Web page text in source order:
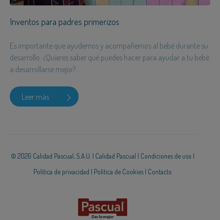
Inventos para padres primerizos
Es importante que ayudemos y acompañemos al bebé durante su
desarrollo. ¿Quieres saber qué puedes hacer para ayudar a tu bebé
a desarrollarse mejor?...
Leer más
© 2026 Calidad Pascual, S.A.U. | Calidad Pascual | Condiciones de uso |
Política de privacidad | Política de Cookies | Contacto